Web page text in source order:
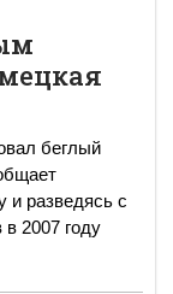
беглый
и разведясь с
2007 году